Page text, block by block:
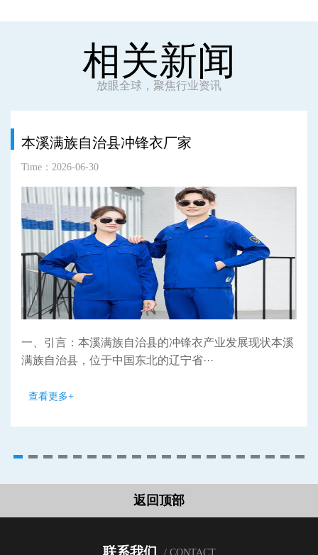
相关新闻
放眼全球，聚焦行业资讯
本溪满族自治县冲锋衣厂家
Time：2026-06-30
一、引言：本溪满族自治县的冲锋衣产业发展现状本溪
满族自治县，位于中国东北的辽宁省···
查看更多+
返回顶部
联系我们 / CONTACT